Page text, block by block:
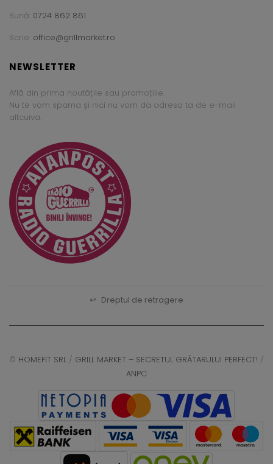
Sună: 0724 862 861
Scrie: office@grillmarket.ro
NEWSLETTER
Află din prima noutățile sau promoțiile.
Nu te vom spama și nici nu vom da adresa ta de e-mail
altcuiva.
↩ Dreptul de retragere
© HOMEFIT SRL / GRILL MARKET – SECRETUL GRĂTARULUI PERFECT! /
ANPC